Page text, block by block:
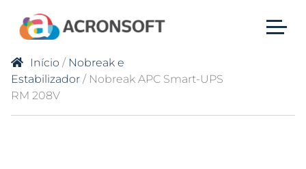
Início / Nobreak e
Estabilizador / Nobreak APC Smart-UPS
RM 208V